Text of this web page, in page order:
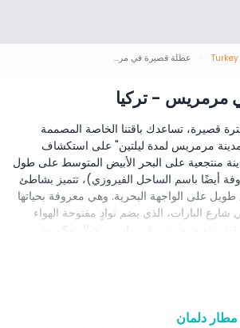
Turkey عطلة قصيرة في مرمريس - تركيا
مرمريس - تركيا
قصيرة، تساعدك باقتنا الخاصة المصممة
مرمريس لمدة ليلتين" على استكشاف
منتجعية على البحر الأبيض المتوسط على طول
أيضًا باسم الساحل الفيروزي)، تتميز بشاطئ
على الواجهة البحرية. وهي معروفة بحياتها
في شارع البارات، الذي يضم نوادٍ مفتوحة الهواء
تقع مرمريس في وادٍ بين جبال مكسوة
دلمان